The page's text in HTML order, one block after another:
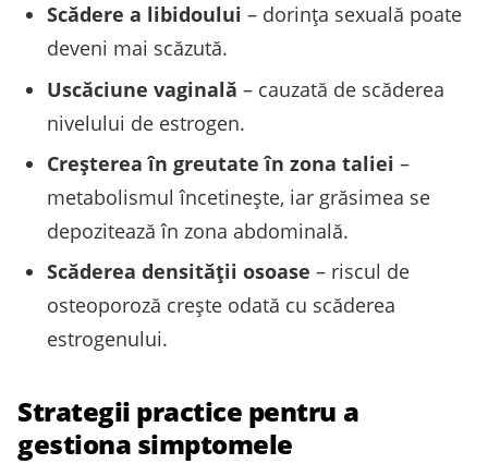
Scădere a libidoului – dorința sexuală poate
deveni mai scăzută.
Uscăciune vaginală – cauzată de scăderea
nivelului de estrogen.
Creșterea în greutate în zona taliei –
metabolismul încetinește, iar grăsimea se
depozitează în zona abdominală.
Scăderea densității osoase – riscul de
osteoporoză crește odată cu scăderea
estrogenului.
Strategii practice pentru a
gestiona simptomele